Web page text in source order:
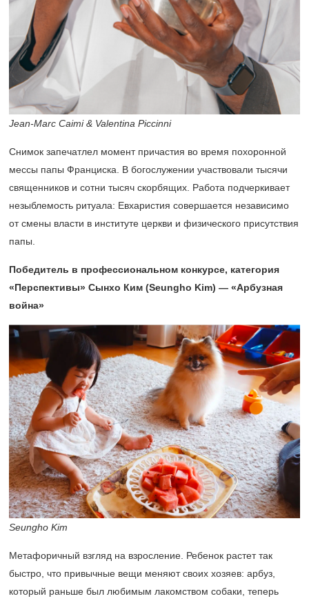
Jean-Marc Caimi & Valentina Piccinni
Снимок запечатлел момент причастия во время похоронной
мессы папы Франциска. В богослужении участвовали тысячи
священников и сотни тысяч скорбящих. Работа подчеркивает
незыблемость ритуала: Евхаристия совершается независимо
от смены власти в институте церкви и физического присутствия
папы.
Победитель в профессиональном конкурсе, категория
«Перспективы» Сынхо Ким (Seungho Kim) — «Арбузная
война»
Seungho Kim
Метафоричный взгляд на взросление. Ребенок растет так
быстро, что привычные вещи меняют своих хозяев: арбуз,
который раньше был любимым лакомством собаки, теперь